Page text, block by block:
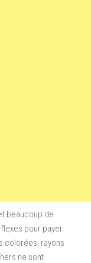
beaucoup de
pour payer
colorées, rayons
ne sont